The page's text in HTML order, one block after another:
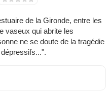
de la Gironde, entre les
vaseux qui abrite les
ne se doute de la tragédie